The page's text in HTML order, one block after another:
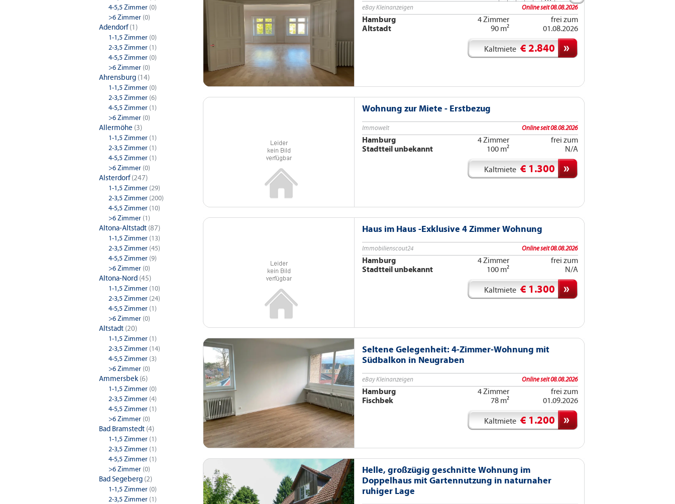
4-5,5 Zimmer (0)
>6 Zimmer (0)
Adendorf(1)
1-1,5 Zimmer (0)
2-3,5 Zimmer (1)
4-5,5 Zimmer (0)
>6 Zimmer (0)
Ahrensburg (14)
1-1,5 Zimmer (0)
2-3,5 Zimmer (6)
4-5,5 Zimmer (1)
>6 Zimmer (0)
Allermöhe (3)
1-1,5 Zimmer (1)
2-3,5 Zimmer (1)
4-5,5 Zimmer (1)
>6 Zimmer (0)
Alsterdorf(247)
1-1,5 Zimmer (29)
2-3,5 Zimmer (200)
4-5,5 Zimmer (10)
>6 Zimmer (1)
Altona-Altstadt (87)
1-1,5 Zimmer (13)
2-3,5 Zimmer (45)
4-5,5 Zimmer (9)
>6 Zimmer (0)
Altona-Nord (45)
1-1,5 Zimmer (10)
2-3,5 Zimmer (24)
4-5,5 Zimmer (1)
>6 Zimmer (0)
Altstadt (20)
1-1,5 Zimmer (1)
2-3,5 Zimmer (14)
4-5,5 Zimmer (3)
>6 Zimmer (0)
Ammersbek (6)
1-1,5 Zimmer (0)
2-3,5 Zimmer (4)
4-5,5 Zimmer (1)
>6 Zimmer (0)
Bad Bramstedt (4)
1-1,5 Zimmer (1)
2-3,5 Zimmer (1)
4-5,5 Zimmer (1)
>6 Zimmer (0)
Bad Segeberg (2)
1-1,5 Zimmer (0)
2-3,5 Zimmer (1)
eBay Kleinanzeigen Online seit 08.08.2026
Hamburg 4 Zimmer
frei zum
Altstadt
90 m² 01.08.2026
Kaltmiete € 2.840
Wohnung zur Miete - Erstbezug
Immowelt Online seit 08.08.2026
Hamburg 4 Zimmer
frei zum
Stadtteil unbekannt
100 m² N/A
Kaltmiete € 1.300
Haus im Haus -Exklusive 4 Zimmer Wohnung
Immobilienscout24 Online seit 08.08.2026
Hamburg 4 Zimmer
frei zum
Stadtteil unbekannt
100 m² N/A
Kaltmiete € 1.300
Seltene Gelegenheit: 4-Zimmer-Wohnung mit
Südbalkon in Neugraben
eBay Kleinanzeigen Online seit 08.08.2026
Hamburg 4 Zimmer
frei zum
Fischbek
78 m² 01.09.2026
Kaltmiete € 1.200
Helle, großzügig geschnitte Wohnung im
Doppelhaus mit Gartennutzung in naturnaher
ruhiger Lage